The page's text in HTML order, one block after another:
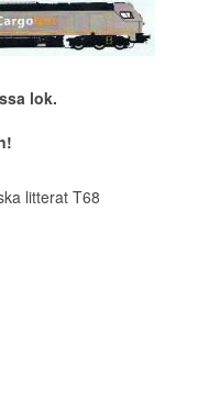
lok.
litterat T68